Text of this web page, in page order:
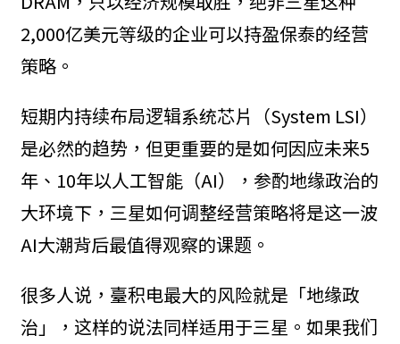
2,000亿美元等级的企业可以持盈保泰的经营
策略。
短期内持续布局逻辑系统芯片（System LSI）
是必然的趋势，但更重要的是如何因应未来5
年、10年以人工智能（AI），参酌地缘政治的
大环境下，三星如何调整经营策略将是这一波
AI大潮背后最值得观察的课题。
很多人说，臺积电最大的风险就是「地缘政
治」，这样的说法同样适用于三星。如果我们